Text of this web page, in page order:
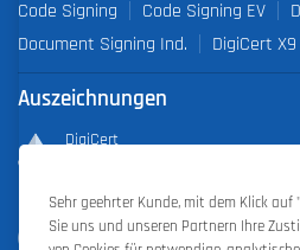
Code Signing
Code Signing EV
Document Signing Ind.
DigiCert X9
Auszeichnungen
DigiCert
Outstanding Sales Performance
Sehr geehrter Kunde, mit dem Klick auf
Sie uns und unseren Partnern Ihre